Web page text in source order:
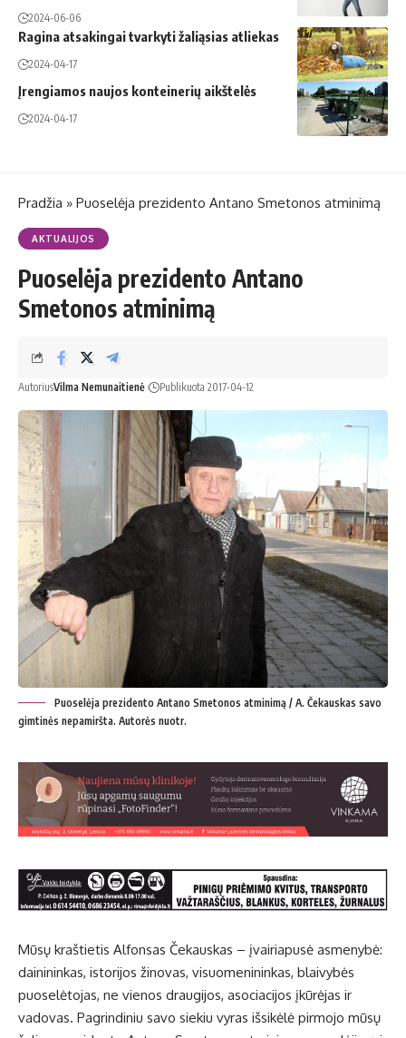
2024-06-06
Ragina atsakingai tvarkyti žaliąsias atliekas
2024-04-17
Įrengiamos naujos konteinerių aikštelės
2024-04-17
Pradžia » Puoselėja prezidento Antano Smetonos atminimą
AKTUALIJOS
Puoselėja prezidento Antano
Smetonos atminimą
AutoriusVilma Nemunaitienė Publikuota 2017-04-12
Puoselėja prezidento Antano Smetonos atminimą / A. Čekauskas savo
gimtinės nepamiršta. Autorės nuotr.
Mūsų kraštietis Alfonsas Čekauskas – įvairiapusė asmenybė:
dainininkas, istorijos žinovas, visuomenininkas, blaivybės
puoselėtojas, ne vienos draugijos, asociacijos įkūrėjas ir
vadovas. Pagrindiniu savo siekiu vyras išsikėlė pirmojo mūsų